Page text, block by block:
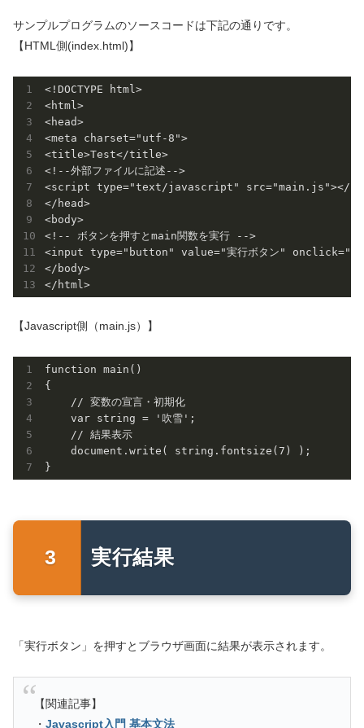
サンプルプログラムのソースコードは下記の通りです。
【HTML側(index.html)】
<!DOCTYPE html>
<html>
<head>
<meta charset="utf-8">
<title>Test</title>
<!--外部ファイルに記述-->
<script type="text/javascript" src="main.js"></
</head>
<body>
<!-- ボタンを押すとmain関数を実行 -->
<input type="button" value="実行ボタン"
</body>
【Javascript側（main.js）】
function main()
{
    // 変数の宣言・初期化
    var string = '吹雪';
    // 結果表示
    document.write( string.fontsize(7) );
実行結果
「実行ボタン」を押すとブラウザ画面に結果が表示されます。
【関連記事】
・Javascript入門 基本文法